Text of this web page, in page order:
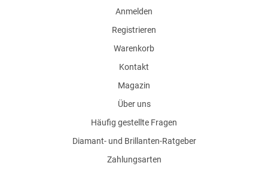
Anmelden
Registrieren
Warenkorb
Kontakt
Magazin
Über uns
Häufig gestellte Fragen
Diamant- und Brillanten-Ratgeber
Zahlungsarten